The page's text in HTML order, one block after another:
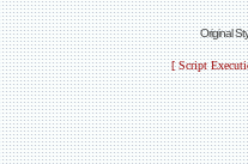
Original
[ Script